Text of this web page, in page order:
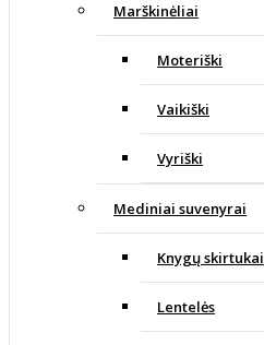
Marškinėliai
Moteriški
Vaikiški
Vyriški
Mediniai suvenyrai
Knygų skirtukai
Lentelės